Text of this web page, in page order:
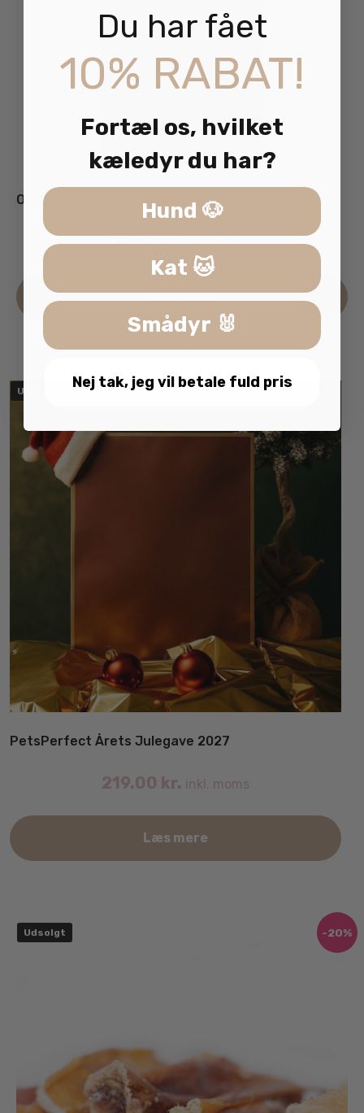
Ozami Tyggestav med kylling 120g
39.95kr.inkl. moms
Læs mere
Udsolgt
PetsPerfect Årets Julegave 2027
219.00 kr. inkl. moms
Læs mere
-20%
Udsolgt
Du har fået
10% RABAT!
Fortæl os, hvilket
kæledyr du har?
Hund 🐶
Kat 🐱
Smådyr 🐰
Nej tak, jeg vil betale fuld pris